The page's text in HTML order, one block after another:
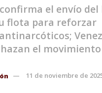
el envío del
flota para reforzar
el
11 de noviembre de